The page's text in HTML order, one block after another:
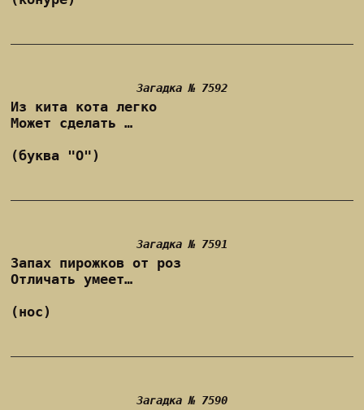
Загадка № 7592
Из кита кота легко
Может сделать …
(буква "О")
Загадка № 7591
Запах пирожков от роз
Отличать умеет…
(нос)
Загадка № 7590